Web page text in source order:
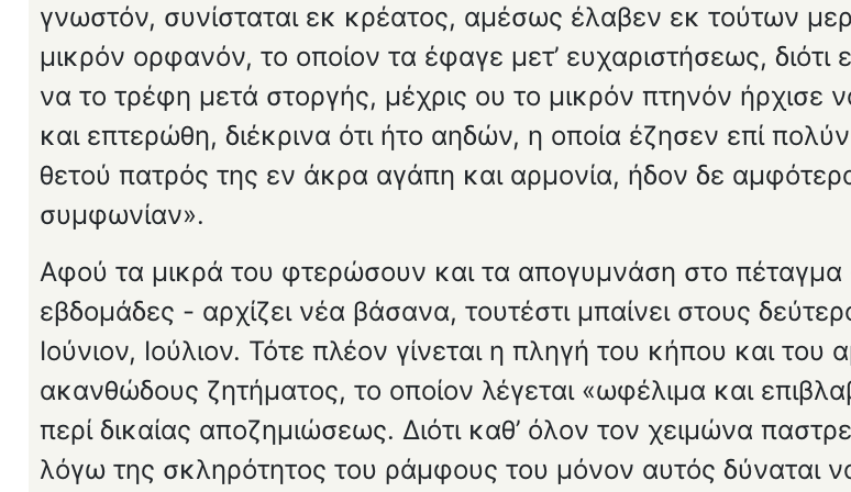
γνωστόν, συνίσταται εκ κρέατος, αμέσως έλαβεν εκ τούτων
μικρόν ορφανόν, το οποίον τα έφα­γε μετ’ ευχαριστήσεως, διότι
να το τρέφη μετά στοργής, μέχρις ου το μικρόν πτηνόν
και επτερώθη, διέκρινα ότι ήτο αηδών, η οποία έζησεν επί
θετού πατρός της εν άκρα αγάπη και αρμονία, ήδον δε
συμφωνίαν».
Αφού τα μικρά του φτερώσουν και τα απογυμνάση στο πέταγμα
εβδομάδες - αρχίζει νέα βάσανα, τουτέστι μπαίνει στους
Ιούνιον, Ιούλιον. Τότε πλέον γίνεται η πληγή του κήπου και του
ακανθώδους ζητήμα­τος, το οποίον λέγεται «ωφέλιμα και
περί δικαίας αποζημιώσεως. Διότι καθ’ όλον τον χειμώνα
λόγω της σκληρότητος του ράμφους του μόνον αυτός δύναται να